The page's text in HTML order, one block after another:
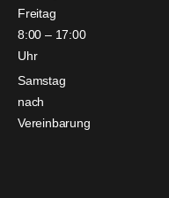
Freitag
8:00 – 17:00
Uhr
Samstag
nach
Vereinbarung